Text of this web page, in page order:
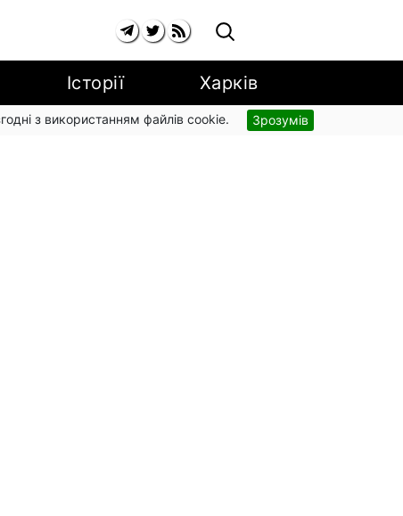
Історії Харків
з використанням файлів cookie. Зрозумів